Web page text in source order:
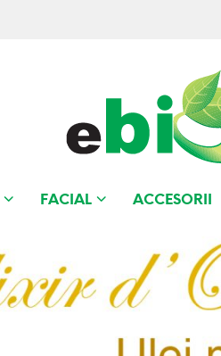
FACIAL ACCESORII